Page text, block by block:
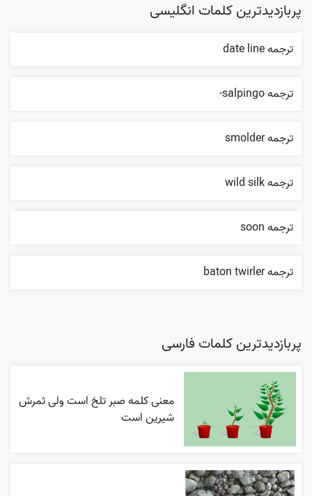
پربازدیدترین کلمات انگلیسی
ترجمه date line
ترجمه salpingo-
ترجمه smolder
ترجمه wild silk
ترجمه soon
ترجمه baton twirler
پربازدیدترین کلمات فارسی
معنی کلمه صبر تلخ است ولی ثمرش
شیرین است